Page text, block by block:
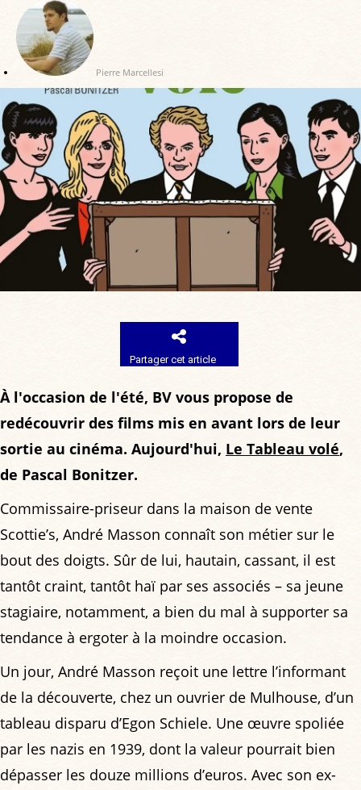
Pierre Marcellesi
Partager cet article
À l'occasion de l'été, BV vous propose de
redécouvrir des films mis en avant lors de leur
sortie au cinéma. Aujourd'hui, Le Tableau volé,
de Pascal Bonitzer.
Commissaire-priseur dans la maison de vente
Scottie’s, André Masson connaît son métier sur le
bout des doigts. Sûr de lui, hautain, cassant, il est
tantôt craint, tantôt haï par ses associés – sa jeune
stagiaire, notamment, a bien du mal à supporter sa
tendance à ergoter à la moindre occasion.
Un jour, André Masson reçoit une lettre l’informant
de la découverte, chez un ouvrier de Mulhouse, d’un
tableau disparu d’Egon Schiele. Une œuvre spoliée
par les nazis en 1939, dont la valeur pourrait bien
dépasser les douze millions d’euros. Avec son ex-